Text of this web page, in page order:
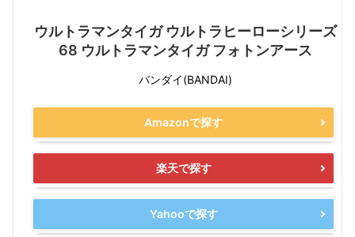
ウルトラマンタイガ ウルトラヒーローシリーズ
68 ウルトラマンタイガ フォトンアース
バンダイ(BANDAI)
Amazonで探す
楽天で探す
Yahooで探す